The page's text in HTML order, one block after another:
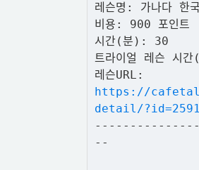
레슨명: 가나다 한
비용: 900 포인트
시간(분): 30
트라이얼 레슨 시
레슨URL:
https://
detail/
--